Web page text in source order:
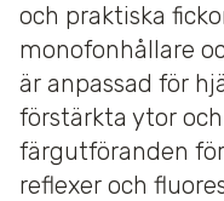
och praktiska
monofonhållare
är anpassad för
förstärkta ytor
färgutföranden
reflexer och